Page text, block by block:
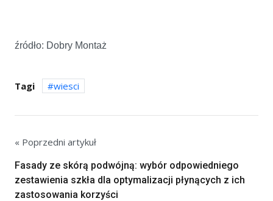
źródło: Dobry Montaż
Tagi wiesci
« Poprzedni artykuł
Fasady ze skórą podwójną: wybór odpowiedniego
zestawienia szkła dla optymalizacji płynących z ich
zastosowania korzyści